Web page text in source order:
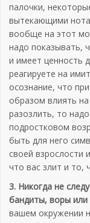
палочки,
вытекающими
вообще на этот
надо показывать,
и имеет ценность
реагируете на
осознание, что
образом влиять
разозлить, то
подростковом
быть для него
своей взрослости
что вас злит и то,
3. Никогда не
бандиты, воры
вашем окружении